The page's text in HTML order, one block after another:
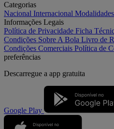
Categorias
Nacional Internacional Modalidades
Informações Legais
Política de Privacidade Ficha
Condições Sobre A Bola Livro de
Condições Comerciais Política de
preferências
Descarregue a app gratuita
Google Play